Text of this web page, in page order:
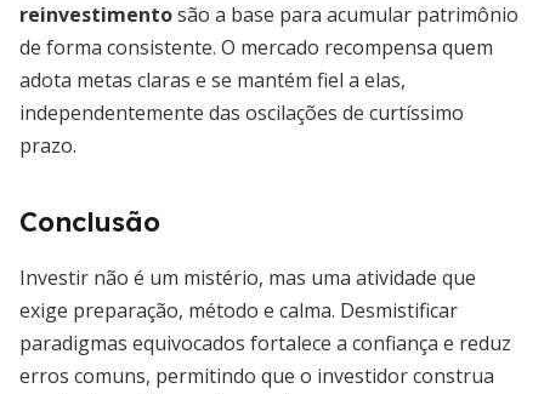
reinvestimentosão a base para acumular patrimônio
de forma consistente. O mercado recompensa quem
adota metas claras e se mantém fiel a elas,
independentemente das oscilações de curtíssimo
prazo.
Conclusão
Investir não é um mistério, mas uma atividade que
exige preparação, método e calma. Desmistificar
paradigmas equivocados fortalece a confiança e reduz
erros comuns, permitindo que o investidor construa